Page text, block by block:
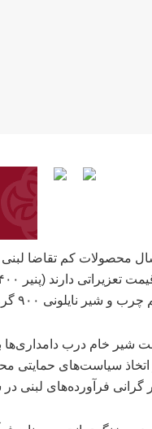
نایلونی ۹۰۰ گرمی) تغییری نکرده است.
شیر خام درب
اتخاذ سیاست‌های حمایتی
گرانی فرآورده‌های لبنی